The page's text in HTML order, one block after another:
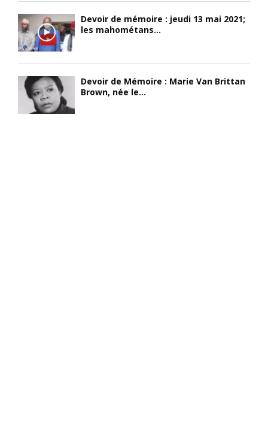
Devoir de mémoire : jeudi 13 mai 2021;
les mahométans...
Devoir de Mémoire : Marie Van Brittan
Brown, née le...